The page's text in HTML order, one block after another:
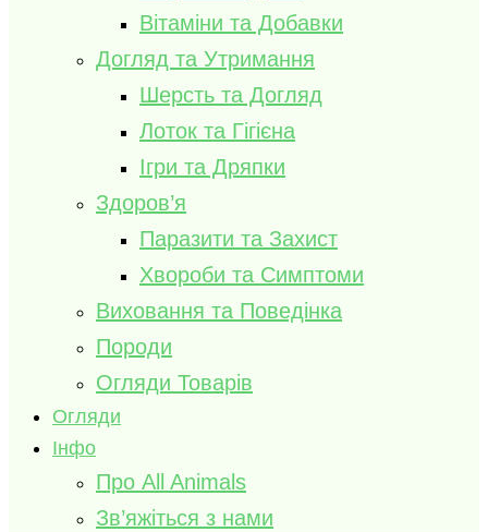
Вітаміни та Добавки
Догляд та Утримання
Шерсть та Догляд
Лоток та Гігієна
Ігри та Дряпки
Здоров’я
Паразити та Захист
Хвороби та Симптоми
Виховання та Поведінка
Породи
Огляди Товарів
Огляди
Інфо
Про All Animals
Зв’яжіться з нами